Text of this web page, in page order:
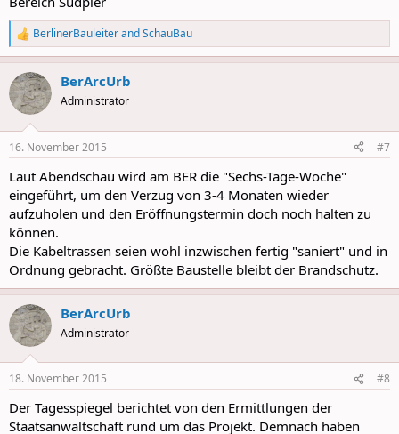
R
e
a
c
t
i
s
BerlinerBauleiterandSchauBau
BerArcUrb
Administrator
16. November 2015 #7
Laut Abendschau wird am BER die "Sechs-Tage-Woche"
eingeführt, um den Verzug von 3-4 Monaten wieder
aufzuholen und den Eröffnungstermin doch noch halten zu
können.
Die Kabeltrassen seien wohl inzwischen fertig "saniert" und in
Ordnung gebracht. Größte Baustelle bleibt der Brandschutz.
BerArcUrb
Administrator
18. November 2015 #8
Der Tagesspiegel berichtet von den Ermittlungen der
Staatsanwaltschaft rund um das Projekt. Demnach haben